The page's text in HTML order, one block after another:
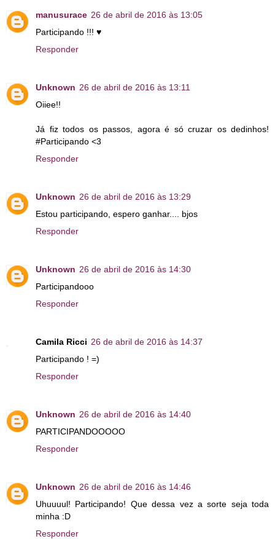
manusurace 26 de abril de 2016 às 13:05
Participando !!! ♥
Responder
Unknown 26 de abril de 2016 às 13:11
Oiiee!!
Já fiz todos os passos, agora é só cruzar os dedinhos!
#Participando <3
Responder
Unknown 26 de abril de 2016 às 13:29
Estou participando, espero ganhar.... bjos
Responder
Unknown 26 de abril de 2016 às 14:30
Participandooo
Responder
Camila Ricci 26 de abril de 2016 às 14:37
Participando ! =)
Responder
Unknown 26 de abril de 2016 às 14:40
PARTICIPANDOOOOO
Responder
Unknown 26 de abril de 2016 às 14:46
Uhuuuul! Participando! Que dessa vez a sorte seja toda
minha :D
Responder